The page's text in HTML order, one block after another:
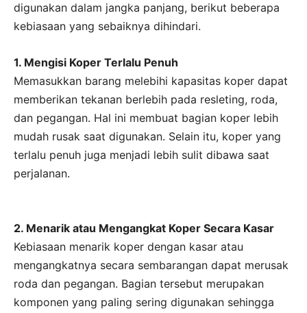
digunakan dalam jangka panjang, berikut beberapa
kebiasaan yang sebaiknya dihindari.
1. Mengisi Koper Terlalu Penuh
Memasukkan barang melebihi kapasitas koper dapat
memberikan tekanan berlebih pada resleting, roda,
dan pegangan. Hal ini membuat bagian koper lebih
mudah rusak saat digunakan. Selain itu, koper yang
terlalu penuh juga menjadi lebih sulit dibawa saat
perjalanan.
2. Menarik atau Mengangkat Koper Secara Kasar
Kebiasaan menarik koper dengan kasar atau
mengangkatnya secara sembarangan dapat merusak
roda dan pegangan. Bagian tersebut merupakan
komponen yang paling sering digunakan sehingga